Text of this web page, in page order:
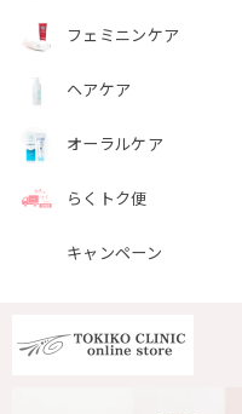
フェミニンケア
ヘアケア
オーラルケア
らくトク便
キャンペーン